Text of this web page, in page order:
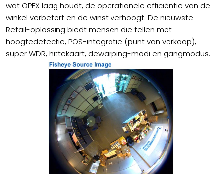
wat OPEX laag houdt, de operationele efficiëntie van de
winkel verbetert en de winst verhoogt. De nieuwste
Retail-oplossing biedt mensen die tellen met
hoogtedetectie, POS-integratie (punt van verkoop),
super WDR, hittekaart, dewarping-modi en gangmodus.